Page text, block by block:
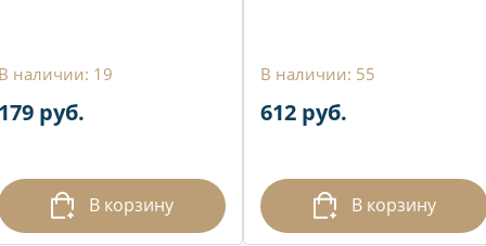
наличии: 19
руб.
В корзину
В наличии: 55
612 руб.
В корзину